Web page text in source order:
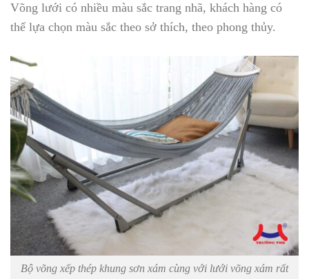
Võng lưới có nhiều màu sắc trang nhã, khách hàng có
thể lựa chọn màu sắc theo sở thích, theo phong thủy.
Bộ võng xếp thép khung sơn xám cùng với lưới võng xám rất